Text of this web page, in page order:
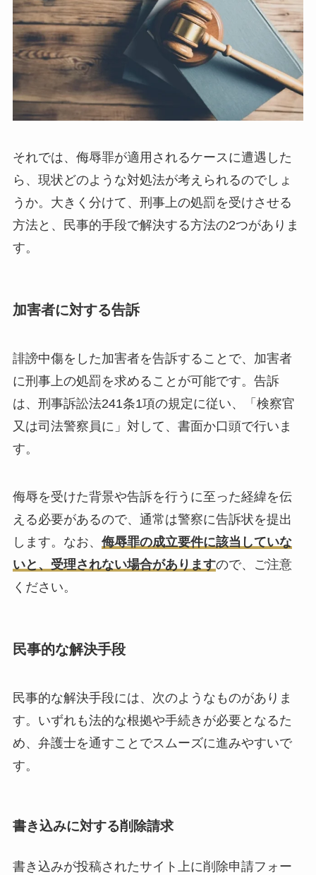
それでは、侮辱罪が適用されるケースに遭遇した
ら、現状どのような対処法が考えられるのでしょ
うか。大きく分けて、刑事上の処罰を受けさせる
方法と、民事的手段で解決する方法の2つがありま
す。
加害者に対する告訴
誹謗中傷をした加害者を告訴することで、加害者
に刑事上の処罰を求めることが可能です。告訴
は、刑事訴訟法241条1項の規定に従い、「検察官
又は司法警察員に」対して、書面か口頭で行いま
す。
侮辱を受けた背景や告訴を行うに至った経緯を伝
える必要があるので、通常は警察に告訴状を提出
します。なお、 侮辱罪の成立要件に該当していな
いと、受理されない場合がありますので、ご注意
ください。
民事的な解決手段
民事的な解決手段には、次のようなものがありま
す。いずれも法的な根拠や手続きが必要となるた
め、弁護士を通すことでスムーズに進みやすいで
す。
書き込みに対する削除請求
書き込みが投稿されたサイト上に削除申請フォー